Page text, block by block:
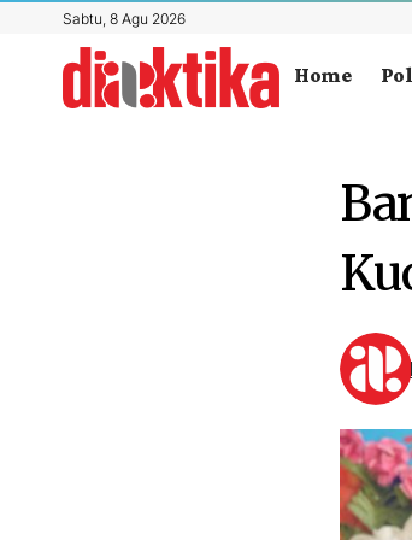
Sabtu, 8 Agu 2026
Home